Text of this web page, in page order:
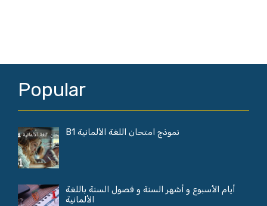
Popular
نموذج امتحان اللغة الألمانية B1
أيام الأسبوع و أشهر السنة و فصول السنة باللغة
الألمانية